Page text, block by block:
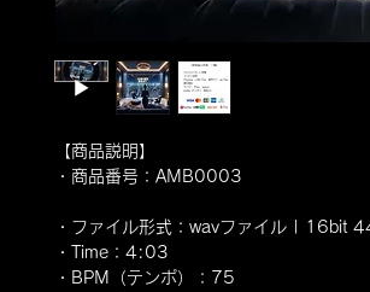
【商品説明】
・商品番号：AMB0003
・ファイル形式：wavファイル | 16bit
・Time：4:03
・BPM（テンポ）：75